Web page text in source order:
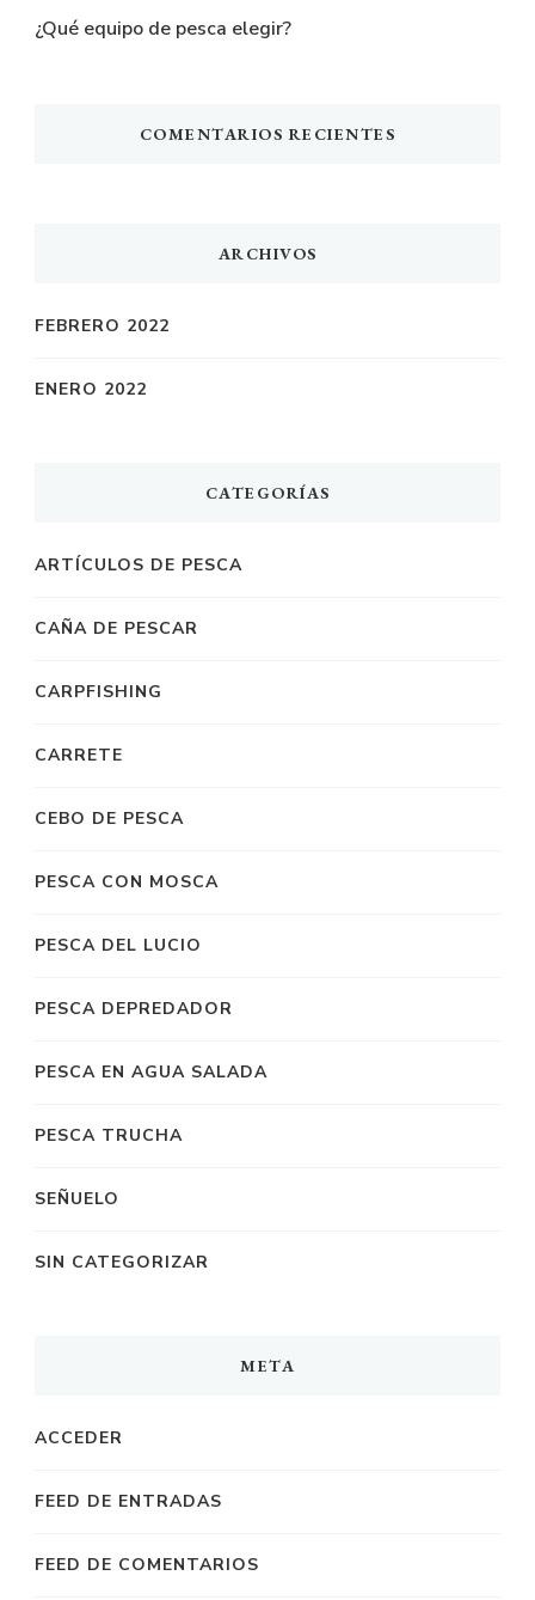
¿Qué equipo de pesca elegir?
COMENTARIOS RECIENTES
ARCHIVOS
FEBRERO 2022
ENERO 2022
CATEGORÍAS
ARTÍCULOS DE PESCA
CAÑA DE PESCAR
CARPFISHING
CARRETE
CEBO DE PESCA
PESCA CON MOSCA
PESCA DEL LUCIO
PESCA DEPREDADOR
PESCA EN AGUA SALADA
PESCA TRUCHA
SEÑUELO
SIN CATEGORIZAR
META
ACCEDER
FEED DE ENTRADAS
FEED DE COMENTARIOS